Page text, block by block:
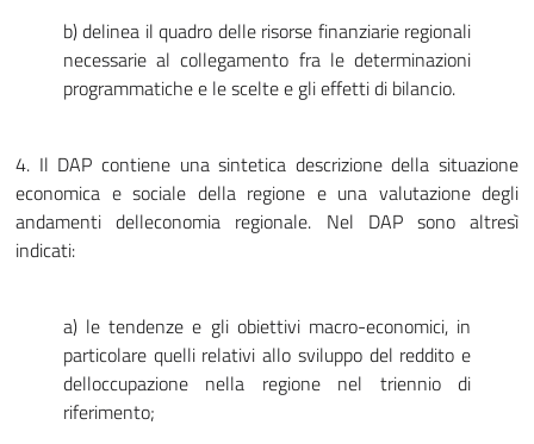
b) delinea il quadro delle risorse finanziarie regionali
necessarie al collegamento fra le determinazioni
programmatiche e le scelte e gli effetti di bilancio.
4. Il DAP contiene una sintetica descrizione della situazione
economica e sociale della regione e una valutazione degli
andamenti delleconomia regionale. Nel DAP sono altresì
indicati:
a) le tendenze e gli obiettivi macro-economici, in
particolare quelli relativi allo sviluppo del reddito e
delloccupazione nella regione nel triennio di
riferimento;